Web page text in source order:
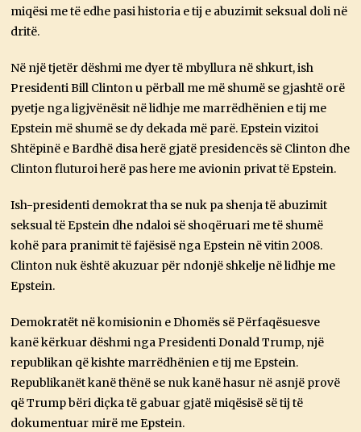
miqësi me të edhe pasi historia e tij e abuzimit seksual doli në
dritë.
Në një tjetër dëshmi me dyer të mbyllura në shkurt, ish
Presidenti Bill Clinton u përball me më shumë se gjashtë orë
pyetje nga ligjvënësit në lidhje me marrëdhënien e tij me
Epstein më shumë se dy dekada më parë. Epstein vizitoi
Shtëpinë e Bardhë disa herë gjatë presidencës së Clinton dhe
Clinton fluturoi herë pas here me avionin privat të Epstein.
Ish-presidenti demokrat tha se nuk pa shenja të abuzimit
seksual të Epstein dhe ndaloi së shoqëruari me të shumë
kohë para pranimit të fajësisë nga Epstein në vitin 2008.
Clinton nuk është akuzuar për ndonjë shkelje në lidhje me
Epstein.
Demokratët në komisionin e Dhomës së Përfaqësuesve
kanë kërkuar dëshmi nga Presidenti Donald Trump, një
republikan që kishte marrëdhënien e tij me Epstein.
Republikanët kanë thënë se nuk kanë hasur në asnjë provë
që Trump bëri diçka të gabuar gjatë miqësisë së tij të
dokumentuar mirë me Epstein.